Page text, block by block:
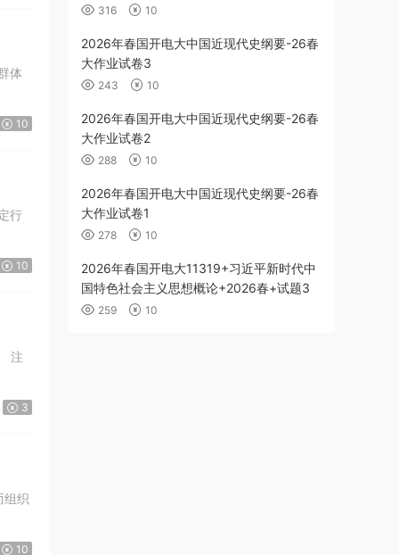
体
10
行
10
注
3
组织
10
316 10
2026年春国开电大中国近现代史纲要-26春
大作业试卷3
243 10
2026年春国开电大中国近现代史纲要-26春
大作业试卷2
288 10
2026年春国开电大中国近现代史纲要-26春
大作业试卷1
278 10
2026年春国开电大11319+习近平新时代中
国特色社会主义思想概论+2026春+试题3
259 10